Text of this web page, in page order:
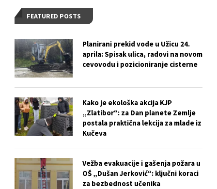
FEATURED POSTS
Planirani prekid vode u Užicu 24.
aprila: Spisak ulica, radovi na novom
cevovodu i pozicioniranje cisterne
Kako je ekološka akcija KJP
„Zlatibor“: za Dan planete Zemlje
postala praktična lekcija za mlade iz
Kučeva
Vežba evakuacije i gašenja požara u
OŠ „Dušan Jerković“: ključni koraci
za bezbednost učenika